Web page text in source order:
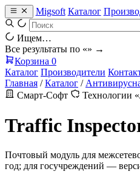
Migsoft Каталог
Ищем…
Все результаты по «» →
Корзина 0
Каталог Производители
Главная / Каталог /
Смарт-Софт
Технологии
Traffic
Почтовый модуль для
год; для госучреждений —